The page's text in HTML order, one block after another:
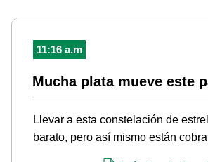
11:16 a.m
Mucha plata mueve este
Llevar a esta constelación de
barato, pero así mismo están